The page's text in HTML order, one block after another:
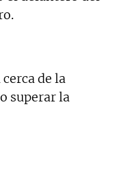
de la
superar la